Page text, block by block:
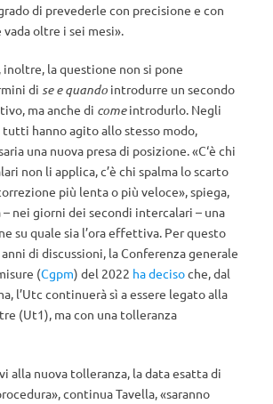
di prevederle con precisione e con
vada oltre i sei mesi».
inoltre, la questione non si pone
di se e quando introdurre un secondo
ma anche di comeintrodurlo. Negli
hanno agito allo stesso modo,
una nuova presa di posizione. «C‘è chi
non li applica, c’è chi spalma lo scarto
più lenta o più veloce», spiega,
nei giorni dei secondi intercalari – una
su quale sia l’ora effettiva. Per questo
di discussioni, la Conferenza generale
(Cgpm) del 2022 ha decisoche, dal
l’Utc continuerà sì a essere legato alla
(Ut1), ma con una tolleranza
alla nuova tolleranza, la data esatta di
continua Tavella, «saranno